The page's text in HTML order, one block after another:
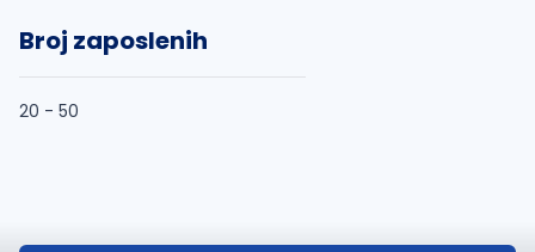
Broj zaposlenih
20 - 50